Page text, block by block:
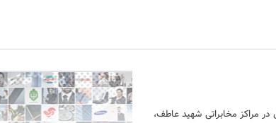
مراکز مخابراتی شهید عاطف،